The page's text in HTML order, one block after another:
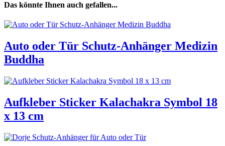
Das könnte Ihnen auch gefallen...
Auto oder Tür Schutz-Anhänger Medizin
Buddha
Aufkleber Sticker Kalachakra Symbol 18
x 13 cm